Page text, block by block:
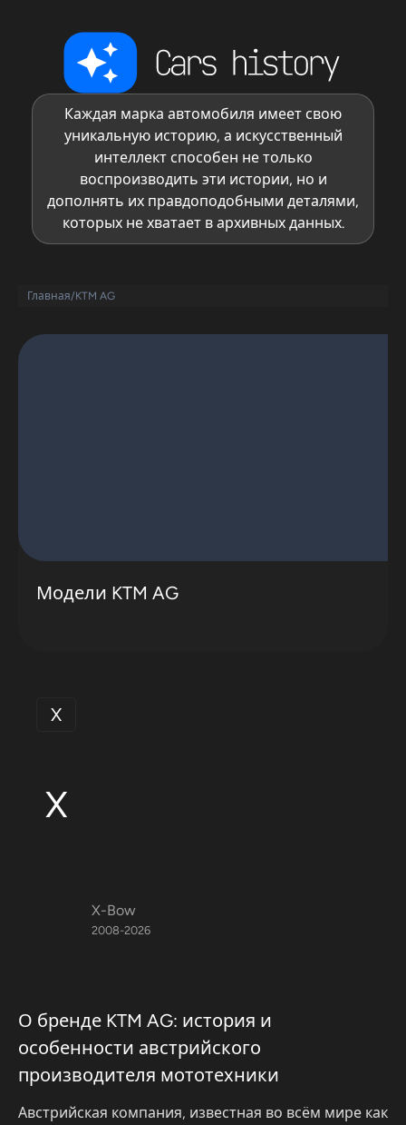
Каждая марка автомобиля имеет свою
уникальную историю, а искусственный
интеллект способен не только
воспроизводить эти истории, но и
дополнять их правдоподобными деталями,
которых не хватает в архивных данных.
Главная/KTM AG
Модели KTM AG
X
X
X-Bow
2008-2026
О бренде KTM AG: история и
особенности австрийского
производителя мототехники
Австрийская компания, известная во всём мире как